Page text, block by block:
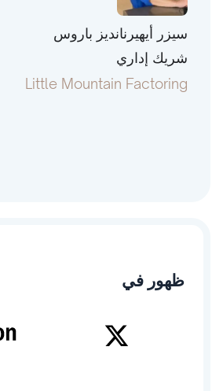
سيزر أيهيرنانديز باروس
شريك إداري
Little Mountain Factoring
ظهور في